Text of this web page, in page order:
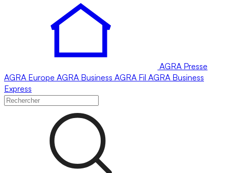
AGRA Presse
AGRA Europe AGRA Business AGRA Fil AGRA Business
Express